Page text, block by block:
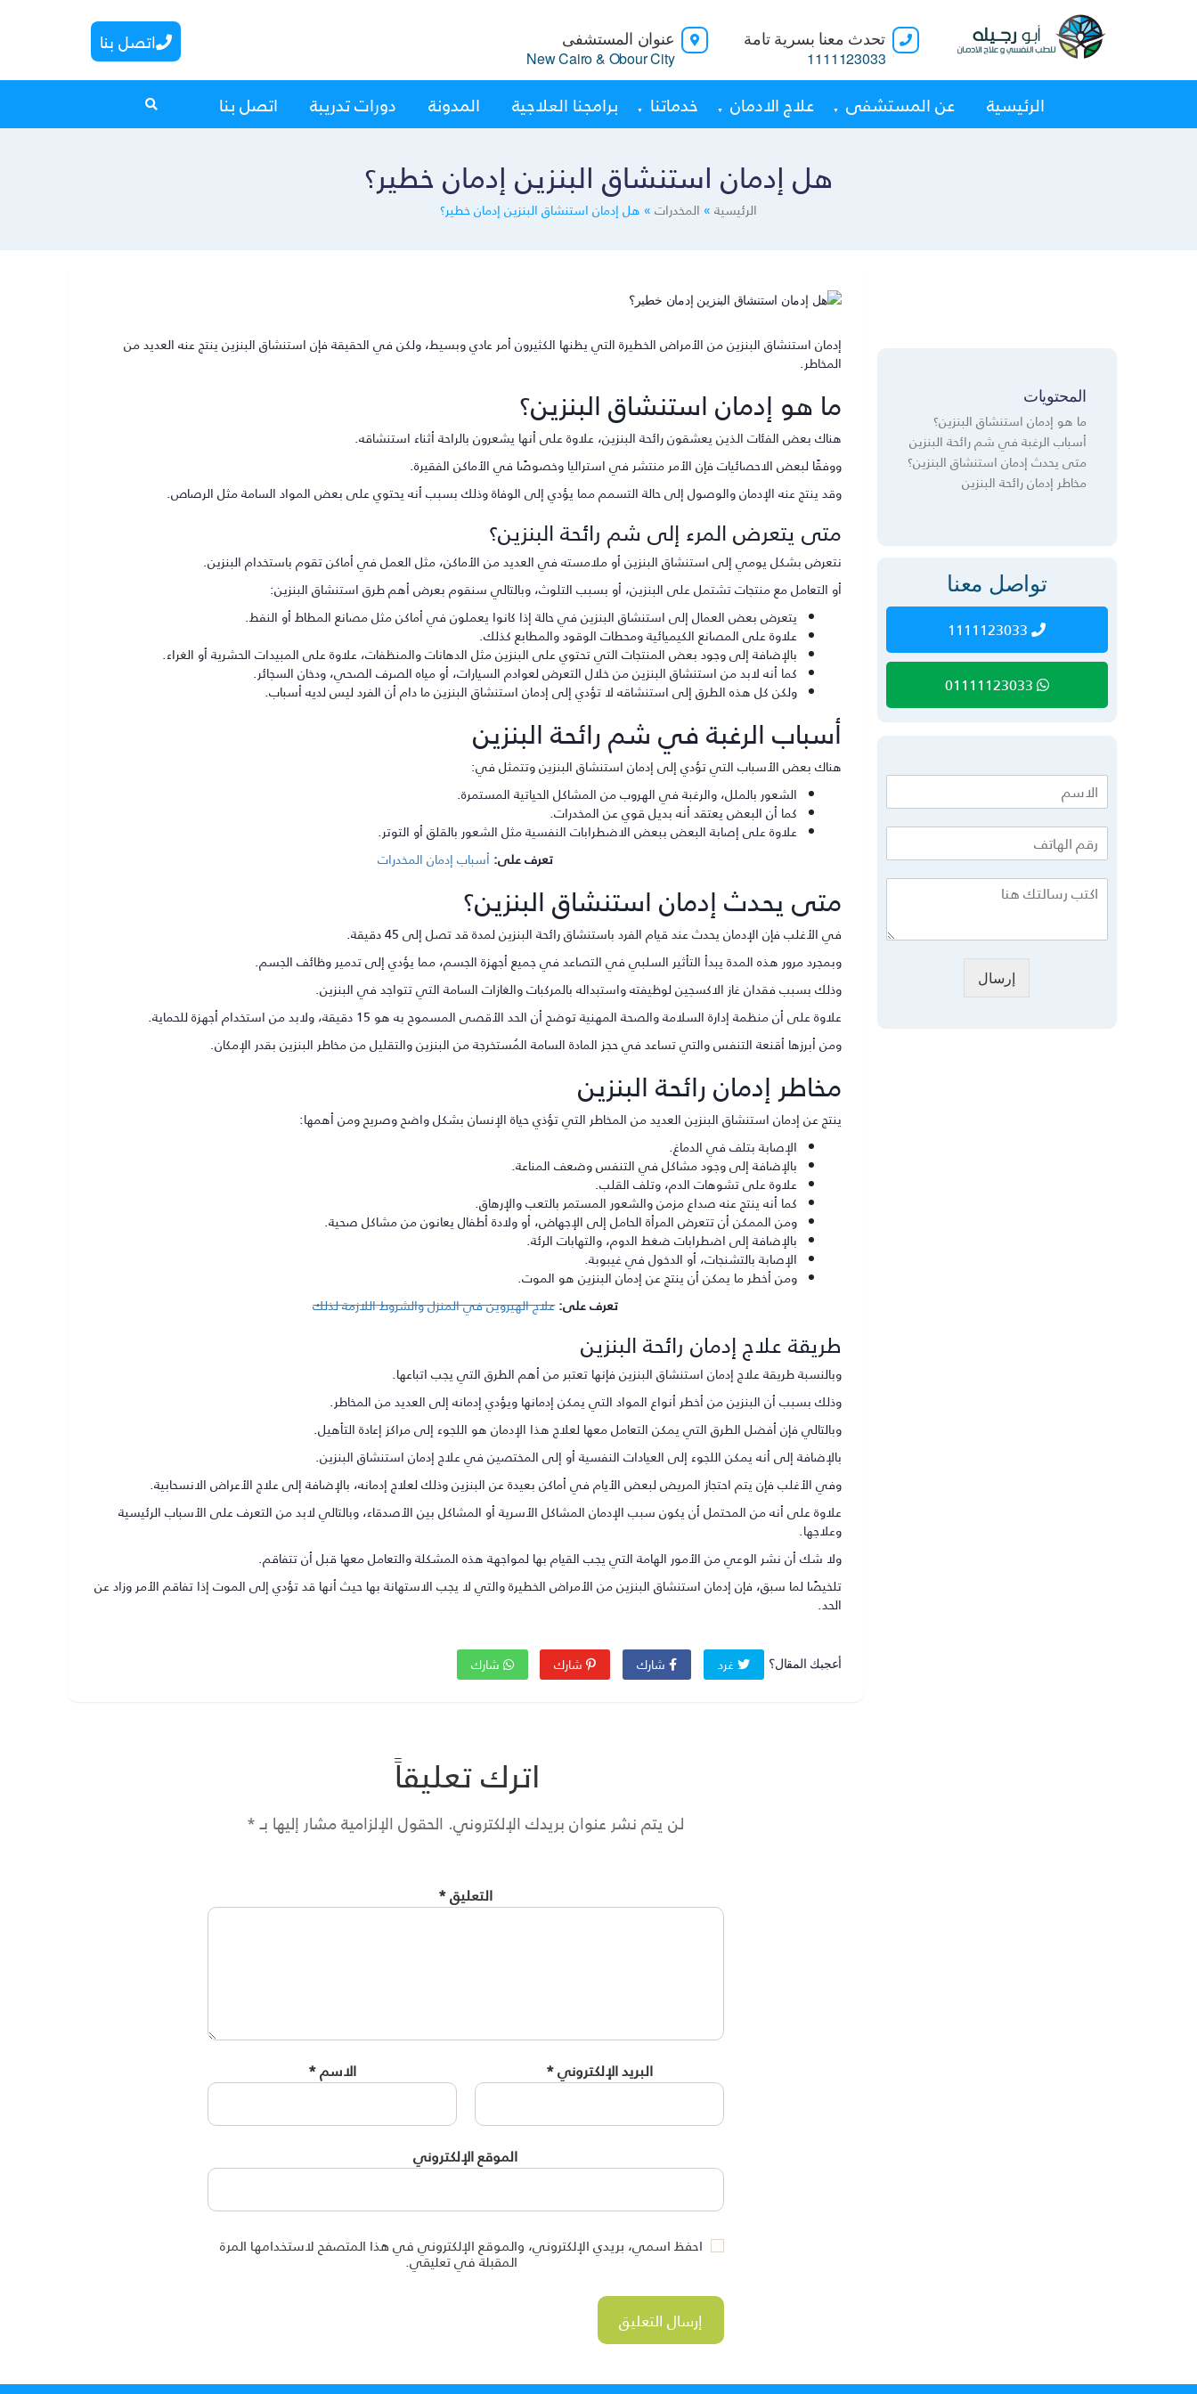
تحدث معنا بسرية تامة
1111123033
عنوان المستشفى
New Cairo & Obour City
اتصل بنا
الرئيسية عن المستشفى علاج الادمان خدماتنا برامجنا العلاجية المدونة دورات تدريبة اتصل بنا
هل إدمان استنشاق البنزين إدمان خطير؟
الرئيسية» المخدرات» هل إدمان استنشاق البنزين إدمان خطير؟
إدمان استنشاق البنزين من الأمراض الخطيرة التي يظنها الكثيرون أمر عادي وبسيط، ولكن في الحقيقة فإن استنشاق البنزين ينتج عنه العديد من
المخاطر.
ما هو إدمان استنشاق البنزين؟
هناك بعض الفئات الذين يعشقون رائحة البنزين، علاوة على أنها يشعرون بالراحة أثناء استنشاقه.
ووفقًا لبعض الاحصائيات فإن الأمر منتشر في استراليا وخصوصًا في الأماكن الفقيرة.
وقد ينتج عنه الإدمان والوصول إلى حالة التسمم مما يؤدي إلى الوفاة وذلك بسبب أنه يحتوي على بعض المواد السامة مثل الرصاص.
متى يتعرض المرء إلى شم رائحة البنزين؟
نتعرض بشكل يومي إلى استنشاق البنزين أو ملامسته في العديد من الأماكن، مثل العمل في أماكن تقوم باستخدام البنزين.
أو التعامل مع منتجات تشتمل على البنزين، أو بسبب التلوث، وبالتالي سنقوم بعرض أهم طرق استنشاق البنزين:
يتعرض بعض العمال إلى استنشاق البنزين في حالة إذا كانوا يعملون في أماكن مثل مصانع المطاط أو النفط.
علاوة على المصانع الكيميائية ومحطات الوقود والمطابع كذلك.
بالإضافة إلى وجود بعض المنتجات التي تحتوي على البنزين مثل الدهانات والمنظفات، علاوة على المبيدات الحشرية أو الغراء.
كما أنه لابد من استنشاق البنزين من خلال التعرض لعوادم السيارات، أو مياه الصرف الصحي، ودخان السجائر.
ولكن كل هذه الطرق إلى استنشاقه لا تؤدي إلى إدمان استنشاق البنزين ما دام أن الفرد ليس لديه أسباب.
أسباب الرغبة في شم رائحة البنزين
هناك بعض الأسباب التي تؤدي إلى إدمان استنشاق البنزين وتتمثل في:
الشعور بالملل، والرغبة في الهروب من المشاكل الحياتية المستمرة.
كما أن البعض يعتقد أنه بديل قوي عن المخدرات.
علاوة على إصابة البعض ببعض الاضطرابات النفسية مثل الشعور بالقلق أو التوتر.
تعرف على: أسباب إدمان المخدرات
متى يحدث إدمان استنشاق البنزين؟
في الأغلب فإن الإدمان يحدث عند قيام الفرد باستنشاق رائحة البنزين لمدة قد تصل إلى 45 دقيقة.
وبمجرد مرور هذه المدة يبدأ التأثير السلبي في التصاعد في جميع أجهزة الجسم، مما يؤدي إلى تدمير وظائف الجسم.
وذلك بسبب فقدان غاز الاكسجين لوظيفته واستبداله بالمركبات والغازات السامة التي تتواجد في البنزين.
علاوة على أن منظمة إدارة السلامة والصحة المهنية توضح أن الحد الأقصى المسموح به هو 15 دقيقة، ولابد من استخدام أجهزة للحماية.
ومن أبرزها أقنعة التنفس والتي تساعد في حجز المادة السامة المُستخرجة من البنزين والتقليل من مخاطر البنزين بقدر الإمكان.
مخاطر إدمان رائحة البنزين
ينتج عن إدمان استنشاق البنزين العديد من المخاطر التي تؤذي حياة الإنسان بشكل واضح وصريح ومن أهمها:
الإصابة بتلف في الدماغ.
بالإضافة إلى وجود مشاكل في التنفس وضعف المناعة.
علاوة على تشوهات الدم، وتلف القلب.
كما أنه ينتج عنه صداع مزمن والشعور المستمر بالتعب والإرهاق.
ومن الممكن أن تتعرض المرأة الحامل إلى الإجهاض، أو ولادة أطفال يعانون من مشاكل صحية.
بالإضافة إلى اضطرابات ضغط الدوم، والتهابات الرئة.
الإصابة بالتشنجات، أو الدخول في غيبوبة.
ومن أخطر ما يمكن أن ينتج عن إدمان البنزين هو الموت.
تعرف على:علاج الهيروين في المنزل والشروط اللازمة لذلك
طريقة علاج إدمان رائحة البنزين
وبالنسبة طريقة علاج إدمان استنشاق البنزين فإنها تعتبر من أهم الطرق التي يجب اتباعها.
وذلك بسبب أن البنزين من أخطر أنواع المواد التي يمكن إدمانها ويؤدي إدمانه إلى العديد من المخاطر.
وبالتالي فإن أفضل الطرق التي يمكن التعامل معها لعلاج هذا الإدمان هو اللجوء إلى مراكز إعادة التأهيل.
بالإضافة إلى أنه يمكن اللجوء إلى العيادات النفسية أو إلى المختصين في علاج إدمان استنشاق البنزين.
وفي الأغلب فإن يتم احتجاز المريض لبعض الأيام في أماكن بعيدة عن البنزين وذلك لعلاج إدمانه، بالإضافة إلى علاج الأعراض الانسحابية.
علاوة على أنه من المحتمل أن يكون سبب الإدمان المشاكل الأسرية أو المشاكل بين الأصدقاء، وبالتالي لابد من التعرف على الأسباب الرئيسية
وعلاجها.
ولا شك أن نشر الوعي من الأمور الهامة التي يجب القيام بها لمواجهة هذه المشكلة والتعامل معها قبل أن تتفاقم.
تلخيصًا لما سبق، فإن إدمان استنشاق البنزين من الأمراض الخطيرة والتي لا يجب الاستهانة بها حيث أنها قد تؤدي إلى الموت إذا تفاقم الأمر وزاد عن
الحد.
أعجبك المقال؟ غرد شارك شارك شارك
اترك تعليقاً
لن يتم نشر عنوان بريدك الإلكتروني. الحقول الإلزامية مشار إليها بـ*
التعليق*
الاسم* البريد الإلكتروني*
الموقع الإلكتروني
احفظ اسمي، بريدي الإلكتروني، والموقع الإلكتروني في هذا المتصفح لاستخدامها المرة
المقبلة في تعليقي.
المحتويات
ما هو إدمان استنشاق البنزين؟
أسباب الرغبة في شم رائحة البنزين
متى يحدث إدمان استنشاق البنزين؟
مخاطر إدمان رائحة البنزين
تواصل معنا
1111123033
إرسال